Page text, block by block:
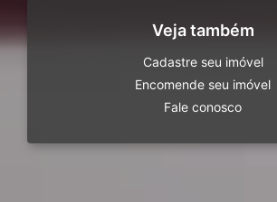
Veja também
Cadastre seu imóvel
Encomende seu imóvel
Fale conosco